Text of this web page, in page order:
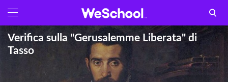
Vedi tutti
Internet e informatica
Aa GLOSSARIO
Verifica sulla "Gerusalemme Liberata" di
Tasso